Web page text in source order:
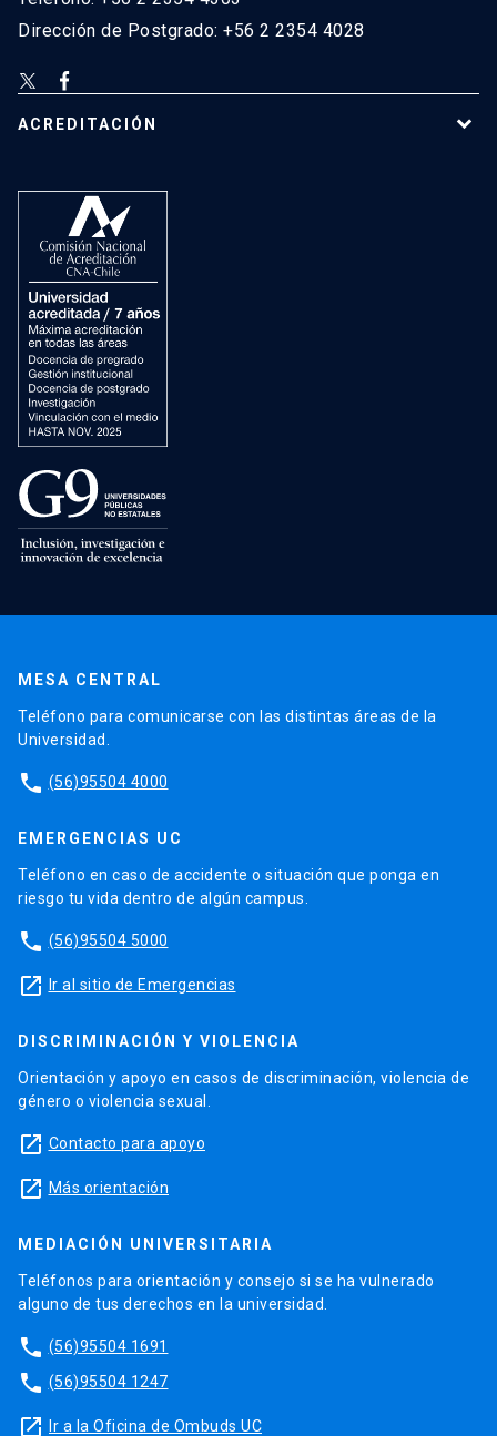
Dirección de Postgrado: +56 2 2354 4028
ACREDITACIÓN
MESA CENTRAL
Teléfono para comunicarse con las distintas áreas de la
Universidad.
phone (56)95504 4000
EMERGENCIAS UC
Teléfono en caso de accidente o situación que ponga en
riesgo tu vida dentro de algún campus.
phone (56)95504 5000
launch Ir al sitio de Emergencias
DISCRIMINACIÓN Y VIOLENCIA
Orientación y apoyo en casos de discriminación, violencia de
género o violencia sexual.
launch Contacto para apoyo
launch Más orientación
MEDIACIÓN UNIVERSITARIA
Teléfonos para orientación y consejo si se ha vulnerado
alguno de tus derechos en la universidad.
phone (56)95504 1691
phone (56)95504 1247
launch Ir a la Oficina de Ombuds UC